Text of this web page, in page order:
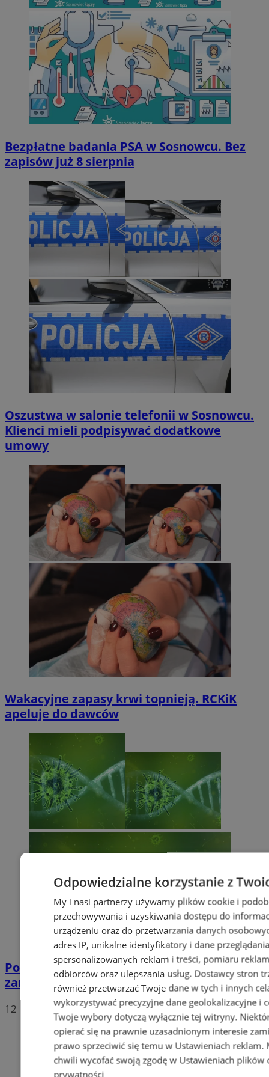
Bezpłatne badania PSA w Sosnowcu. Bez
zapisów już 8 sierpnia
Oszustwa w salonie telefonii w Sosnowcu.
Klienci mieli podpisywać dodatkowe
umowy
Wakacyjne zapasy krwi topnieją. RCKiK
apeluje do dawców
Potwierdzono pierwszy przypadek
zarażenia koronawirusem w Sosnowcu
12
Odpowiedzialne korzystanie z
My i nasi partnerzy używamy plików cookie i
przechowywania i uzyskiwania dostępu do
urządzeniu oraz do przetwarzania danych
adres IP, unikalne identyfikatory i dane
spersonalizowanych reklam i treści, pomiaru
odbiorców oraz ulepszania usług. Dostawcy stron
również przetwarzać Twoje dane w tych i innych
wykorzystywać precyzyjne dane geolokalizacyjne i
Twoje wybory dotyczą wyłącznie tej witryny.
opierać się na prawnie uzasadnionym interesie
prawo sprzeciwić się temu w Ustawieniach reklam.
chwili wycofać swoją zgodę w Ustawieniach plików
prywatności